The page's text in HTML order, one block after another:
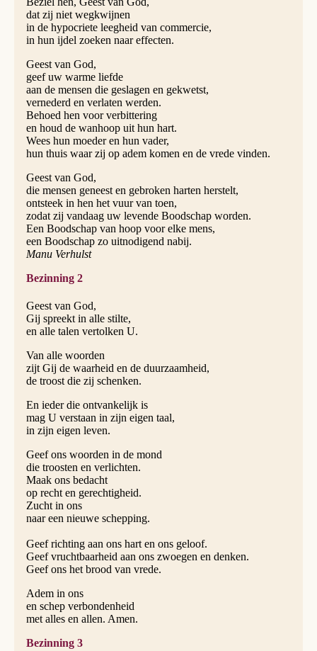
dat zij niet wegkwijnen
in de hypocriete leegheid van commercie,
in hun ijdel zoeken naar effecten.
Geest van God,
geef uw warme liefde
aan de mensen die geslagen en gekwetst,
vernederd en verlaten werden.
Behoed hen voor verbittering
en houd de wanhoop uit hun hart.
Wees hun moeder en hun vader,
hun thuis waar zij op adem komen en de vrede vinden.
Geest van God,
die mensen geneest en gebroken harten herstelt,
ontsteek in hen het vuur van toen,
zodat zij vandaag uw levende Boodschap worden.
Een Boodschap van hoop voor elke mens,
een Boodschap zo uitnodigend nabij.
Manu Verhulst
Bezinning 2
Geest van God,
Gij spreekt in alle stilte,
en alle talen vertolken U.
Van alle woorden
zijt Gij de waarheid en de duurzaamheid,
de troost die zij schenken.
En ieder die ontvankelijk is
mag U verstaan in zijn eigen taal,
in zijn eigen leven.
Geef ons woorden in de mond
die troosten en verlichten.
Maak ons bedacht
op recht en gerechtigheid.
Zucht in ons
naar een nieuwe schepping.
Geef richting aan ons hart en ons geloof.
Geef vruchtbaarheid aan ons zwoegen en denken.
Geef ons het brood van vrede.
Adem in ons
en schep verbondenheid
met alles en allen. Amen.
Bezinning 3